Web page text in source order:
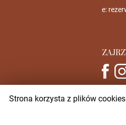
e:
Strona korzysta z plików